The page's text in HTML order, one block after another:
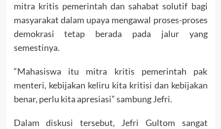
mitra kritis pemerintah dan sahabat solutif bagi
masyarakat dalam upaya mengawal proses-proses
demokrasi tetap berada pada jalur yang
semestinya.
“Mahasiswa itu mitra kritis pemerintah pak
menteri, kebijakan keliru kita kritisi dan kebijakan
benar, perlu kita apresiasi” sambung Jefri.
Dalam diskusi tersebut, Jefri Gultom sangat